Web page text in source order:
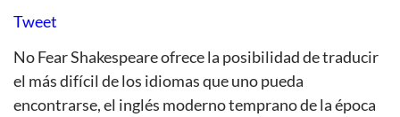
Tweet
No Fear Shakespeare ofrece la posibilidad de traducir
el más difícil de los idiomas que uno pueda
encontrarse, el inglés moderno temprano de la época